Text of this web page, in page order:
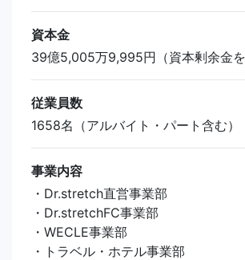
資本金
39億5,005万9,995円（資本剰余金を
従業員数
1658名（アルバイト・パート含む）
事業内容
・Dr.stretch直営事業部
・Dr.stretchFC事業部
・WECLE事業部
・トラベル・ホテル事業部